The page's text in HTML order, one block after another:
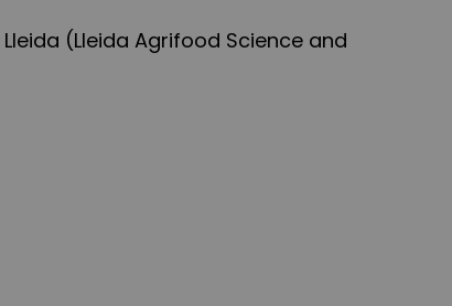
(Lleida Agrifood Science and